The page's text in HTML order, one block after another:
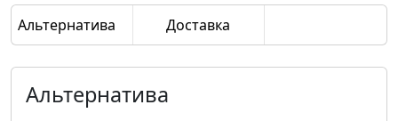
Альтернатива Доставка
Альтернатива